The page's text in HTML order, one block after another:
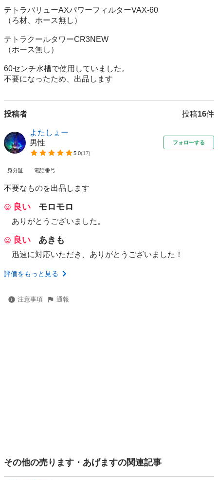
テトラバリューAXパワーフィルターVAX-60
（ろ材、ホース無し）
テトラクールタワーCR3NEW
（ホース無し）
60センチ水槽で使用していました。
不要になったため、出品します
投稿者 投稿16件
よたしょー
男性
5.0(17)
フォローする
身分証 電話番号
不要なものを出品します
良い モロモロ
ありがとうございました。
良い あきも
迅速に対応いただき、ありがとうございました！
評価をもっと見る
注意事項 通報
その他の売ります・あげますの関連記事